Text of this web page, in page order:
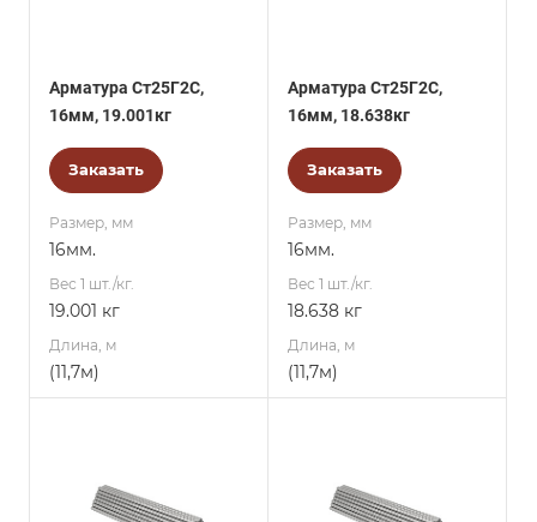
Арматура Ст25Г2С,
16мм, 19.001кг
Заказать
Размер, мм
16мм.
Вес 1 шт./кг.
19.001 кг
Длина, м
(11,7м)
Арматура Ст25Г2С,
16мм, 18.638кг
Заказать
Размер, мм
16мм.
Вес 1 шт./кг.
18.638 кг
Длина, м
(11,7м)